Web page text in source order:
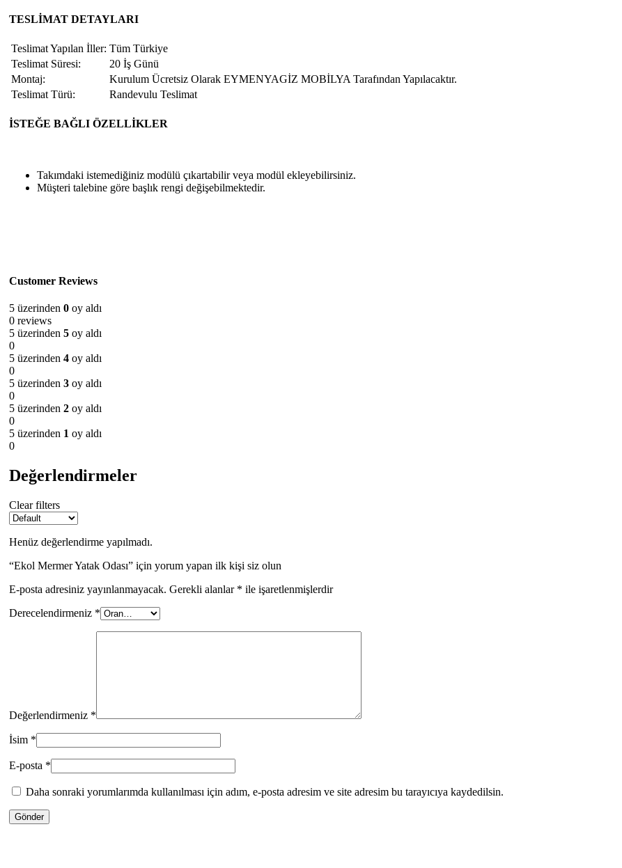
TESLİMAT DETAYLARI
Teslimat Yapılan İller: Tüm Türkiye
Teslimat Süresi:
20 İş Günü
Montaj:
Kurulum Ücretsiz Olarak EYMENYAGİZ MOBİLYA Tarafından Yapılacaktır.
Teslimat Türü:
Randevulu Teslimat
İSTEĞE BAĞLI ÖZELLİKLER
Takımdaki istemediğiniz modülü çıkartabilir veya modül ekleyebilirsiniz.
Müşteri talebine göre başlık rengi değişebilmektedir.
Customer Reviews
5 üzerinden 0 oy aldı
0 reviews
5 üzerinden 5 oy aldı
0
5 üzerinden 4 oy aldı
0
5 üzerinden 3 oy aldı
0
5 üzerinden 2 oy aldı
0
5 üzerinden 1 oy aldı
0
Değerlendirmeler
Clear filters
Henüz değerlendirme yapılmadı.
“Ekol Mermer Yatak Odası” için yorum yapan ilk kişi siz olun
E-posta adresiniz yayınlanmayacak. Gerekli alanlar * ile işaretlenmişlerdir
Derecelendirmeniz *
Değerlendirmeniz *
İsim *
E-posta *
Daha sonraki yorumlarımda kullanılması için adım, e-posta adresim ve site adresim bu tarayıcıya kaydedilsin.